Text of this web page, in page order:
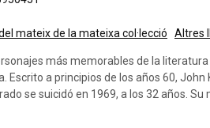
mateix de la mateixa col·lecció Altres
más memorables de la
Escrito a principios de los años 60,
se suicidó en 1969, a los 32 años. Su